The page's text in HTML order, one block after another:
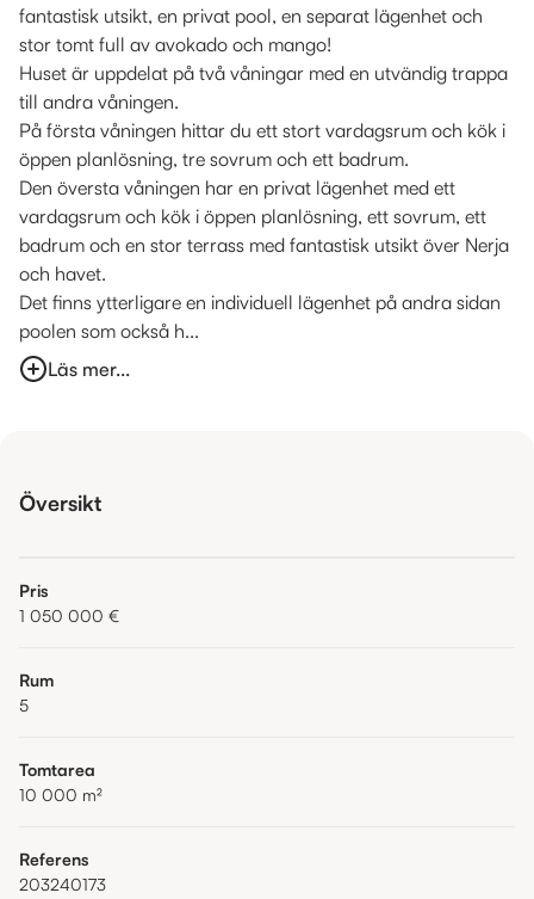
fantastisk utsikt, en privat pool, en separat lägenhet och
stor tomt full av avokado och mango!
Huset är uppdelat på två våningar med en utvändig trappa
till andra våningen.
På första våningen hittar du ett stort vardagsrum och kök i
öppen planlösning, tre sovrum och ett badrum.
Den översta våningen har en privat lägenhet med ett
vardagsrum och kök i öppen planlösning, ett sovrum, ett
badrum och en stor terrass med fantastisk utsikt över Nerja
och havet.
Det finns ytterligare en individuell lägenhet på andra sidan
poolen som också h...
Läs mer...
Översikt
Pris
1 050 000 €
Rum
5
Tomtarea
10 000 m²
Referens
203240173